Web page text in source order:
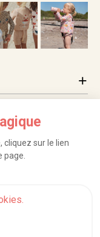
cliquez sur le lien
page.